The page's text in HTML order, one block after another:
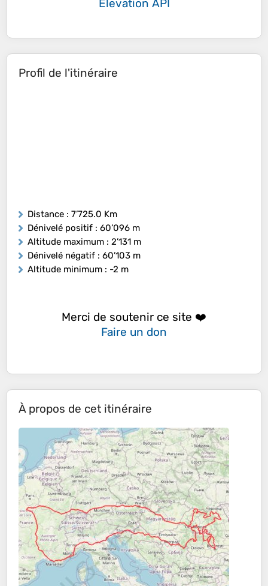
Elevation API
Profil de l'itinéraire
Distance : 7’725.0 Km
Dénivelé positif : 60’096 m
Altitude maximum : 2’131 m
Dénivelé négatif : 60’103 m
Altitude minimum : -2 m
Merci de soutenir ce site ❤️
Faire un don
À propos de cet itinéraire